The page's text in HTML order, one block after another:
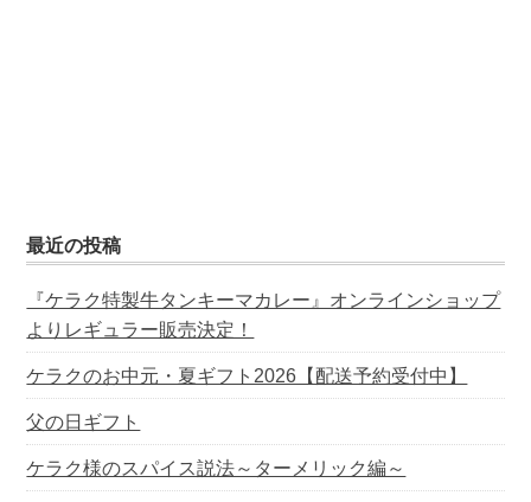
最近の投稿
『ケラク特製牛タンキーマカレー』オンラインショップ
よりレギュラー販売決定！
ケラクのお中元・夏ギフト2026【配送予約受付中】
父の日ギフト
ケラク様のスパイス説法～ターメリック編～